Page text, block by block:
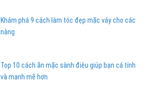
Khám phá 9 cách làm tóc đẹp mặc váy cho các
nàng
Top 10 cách ăn mặc sành điệu giúp bạn cá tính
và mạnh mẽ hơn